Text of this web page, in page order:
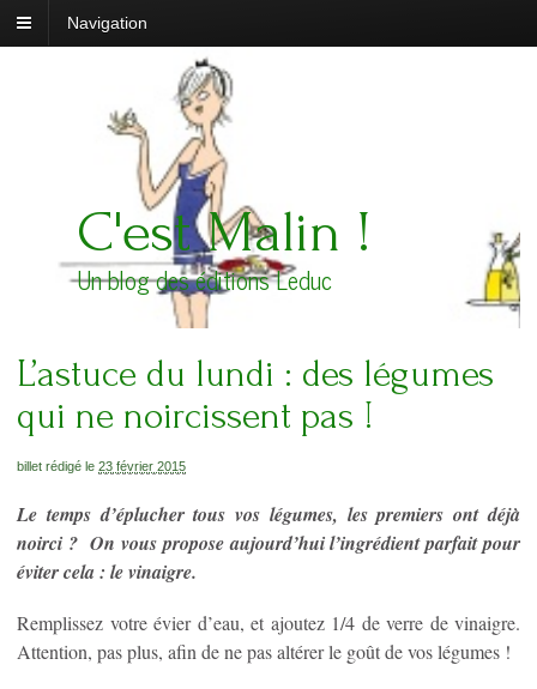
Navigation
C'est Malin !
Un blog des éditions Leduc
L’astuce du lundi : des légumes
qui ne noircissent pas !
billet rédigé le 23 février 2015
Le temps d’éplucher tous vos légumes, les premiers ont déjà
noirci ? On vous propose aujourd’hui l’ingrédient parfait pour
éviter cela : le vinaigre.
Remplissez votre évier d’eau, et ajoutez 1/4 de verre de vinaigre.
Attention, pas plus, afin de ne pas altérer le goût de vos légumes !